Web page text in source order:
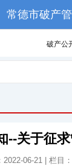
常德市破产
破产公
--关于征
2022-06-21 | 栏目：